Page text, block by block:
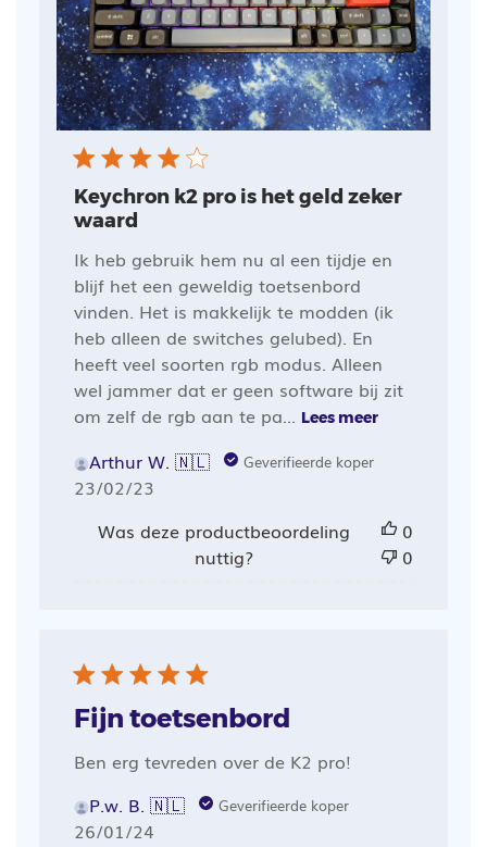
Keychron k2 pro is het geld zeker
waard
Ik heb gebruik hem nu al een tijdje en
blijf het een geweldig toetsenbord
vinden. Het is makkelijk te modden (ik
heb alleen de switches gelubed). En
heeft veel soorten rgb modus. Alleen
wel jammer dat er geen software bij zit
om zelf de rgb aan te pa...
Lees meer
Arthur W. 🇳🇱 Geverifieerde koper
Publicatiedatum
23/02/23
Was deze productbeoordeling
nuttig?
0
0
Fijn toetsenbord
Ben erg tevreden over de K2 pro!
P.w. B. 🇳🇱
Geverifieerde koper
Publicatiedatum
26/01/24